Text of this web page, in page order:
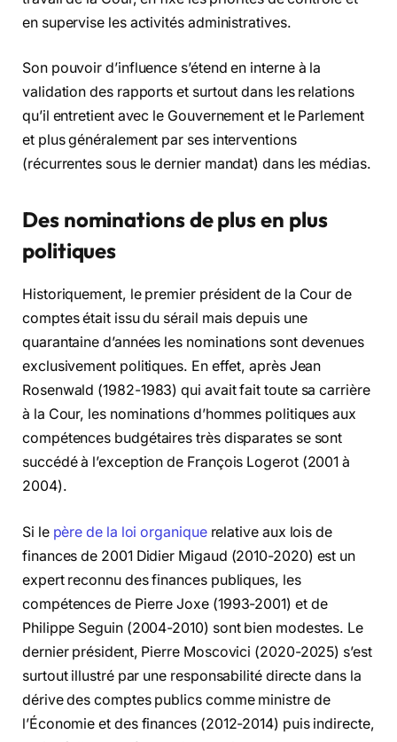
en supervise les activités administratives.
Son pouvoir d’influence s’étend en interne à la
validation des rapports et surtout dans les relations
qu’il entretient avec le Gouvernement et le Parlement
et plus généralement par ses interventions
(récurrentes sous le dernier mandat) dans les médias.
Des nominations de plus en plus
politiques
Historiquement, le premier président de la Cour de
comptes était issu du sérail mais depuis une
quarantaine d’années les nominations sont devenues
exclusivement politiques. En effet, après Jean
Rosenwald (1982-1983) qui avait fait toute sa carrière
à la Cour, les nominations d’hommes politiques aux
compétences budgétaires très disparates se sont
succédé à l’exception de François Logerot (2001 à
2004).
Si le père de la loi organiquerelative aux lois de
finances de 2001 Didier Migaud (2010-2020) est un
expert reconnu des finances publiques, les
compétences de Pierre Joxe (1993-2001) et de
Philippe Seguin (2004-2010) sont bien modestes. Le
dernier président, Pierre Moscovici (2020-2025) s’est
surtout illustré par une responsabilité directe dans la
dérive des comptes publics comme ministre de
l’Économie et des finances (2012-2014) puis indirecte,